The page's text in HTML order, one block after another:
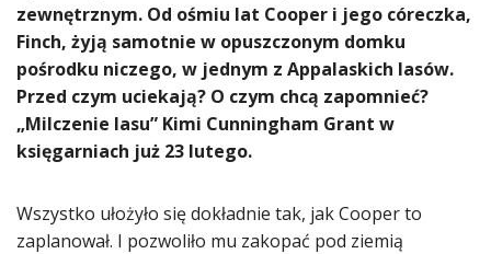
zewnętrznym. Od ośmiu lat Cooper i jego córeczka,
Finch, żyją samotnie w opuszczonym domku
pośrodku niczego, w jednym z Appalaskich lasów.
Przed czym uciekają? O czym chcą zapomnieć?
„Milczenie lasu” Kimi Cunningham Grant w
księgarniach już 23 lutego.
Wszystko ułożyło się dokładnie tak, jak Cooper to
zaplanował. I pozwoliło mu zakopać pod ziemią